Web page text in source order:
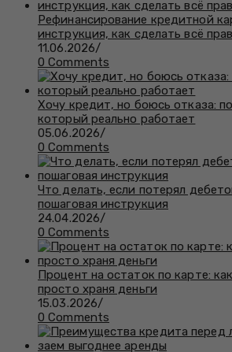
Рефинансирование кредитной
инструкция, как сделать всё
11.06.2026/
0 Comments
Хочу кредит, но боюсь отказа:
который реально работает
05.06.2026/
0 Comments
Что делать, если потерял
пошаговая инструкция
24.04.2026/
0 Comments
Процент на остаток по карте:
просто храня деньги
15.03.2026/
0 Comments